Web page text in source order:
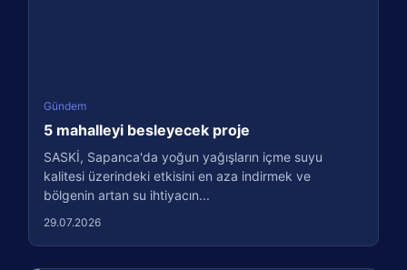
Gündem
5 mahalleyi besleyecek proje
SASKİ, Sapanca'da yoğun yağışların içme suyu
kalitesi üzerindeki etkisini en aza indirmek ve
bölgenin artan su ihtiyacın...
29.07.2026